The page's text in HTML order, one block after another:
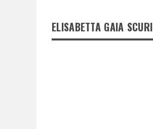
ELISABETTA GAIA SCURI